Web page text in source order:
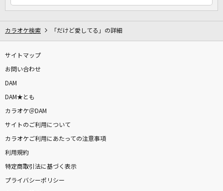
カラオケ検索 「だけど愛してる」の詳細
サイトマップ
お問い合わせ
DAM
DAM★とも
カラオケ＠DAM
サイトのご利用について
カラオケご利用にあたっての注意事項
利用規約
特定商取引法に基づく表示
プライバシーポリシー